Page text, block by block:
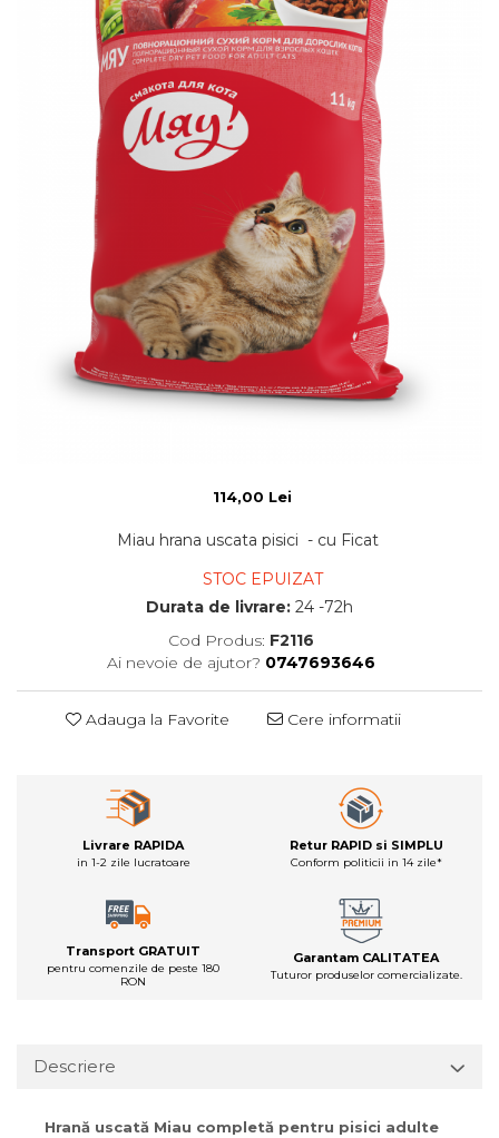
114,00 Lei
Miau hrana uscata pisici - cu Ficat
STOC EPUIZAT
Durata de livrare: 24 -72h
Cod Produs: F2116
Ai nevoie de ajutor? 0747693646
Adauga la Favorite Cere informatii
Livrare RAPIDA
in 1-2 zile lucratoare
Retur RAPID si SIMPLU
Conform politicii in 14 zile*
Transport GRATUIT
pentru comenzile de peste 180
RON
Garantam CALITATEA
Tuturor produselor comercializate.
Descriere
Hrană uscată Miau completă pentru pisici adulte